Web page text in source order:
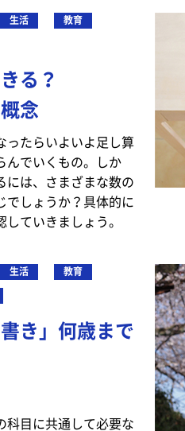
生活
教育
る？
念
ったらいよいよ足し算
んでいくもの。しか
には、さまざまな数の
でしょうか？具体的に
ていきましょう。
生活
教育
き」何歳まで
科目に共通して必要な